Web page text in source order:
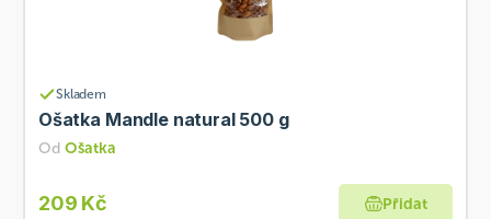
Skladem
Ošatka Mandle natural 500 g
Od Ošatka
209 Kč Přidat